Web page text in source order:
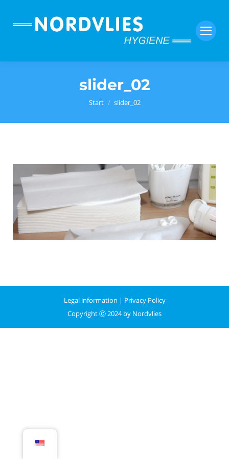
slider_02
Sie befinden sich hier:Start slider_02
Legal information | Privacy Policy
Copyright Ⓒ 2024 by Nordvlies